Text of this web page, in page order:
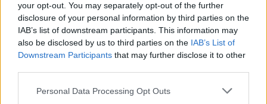
your opt-out. You may separately opt-out of the further
disclosure of your personal information by third parties on the
IAB’s list of downstream participants. This information may
also be disclosed by us to third parties on the IAB’s List of
Downstream Participants that may further disclose it to other
Please note that this website/app uses one or more Google
Personal Data Processing Opt Outs
▶